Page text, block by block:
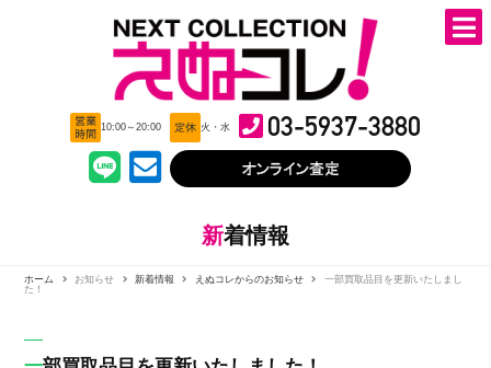
10:00～20:00 火・水 03-5937-3880
新着情報
ホーム お知らせ 新着情報 えぬコレからのお知らせ
一部買取品目を更新いたしまし
た！